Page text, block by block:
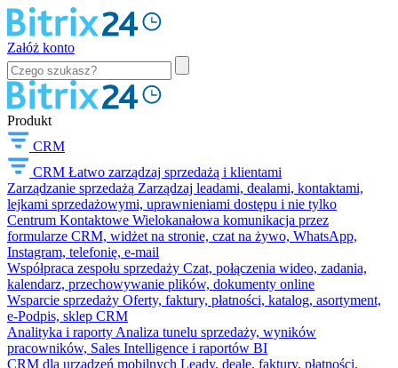
Załóż konto
Produkt
CRM
CRM Łatwo zarządzaj sprzedażą i klientami
Zarządzanie sprzedażą Zarządzaj leadami, dealami, kontaktami,
lejkami sprzedażowymi, uprawnieniami dostępu i nie tylko
Centrum Kontaktowe Wielokanałowa komunikacja przez
formularze CRM, widżet na stronie, czat na żywo, WhatsApp,
Instagram, telefonię, e-mail
Współpraca zespołu sprzedaży Czat, połączenia wideo, zadania,
kalendarz, przechowywanie plików, dokumenty online
Wsparcie sprzedaży Oferty, faktury, płatności, katalog, asortyment,
e-Podpis, sklep CRM
Analityka i raporty Analiza tunelu sprzedaży, wyników
pracowników, Sales Intelligence i raportów BI
CRM dla urządzeń mobilnych Leady, deale, faktury, płatności,